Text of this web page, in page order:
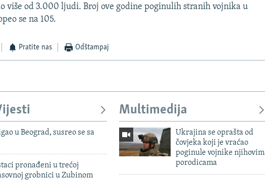
više od 3.000 ljudi. Broj ove godine poginulih stranih vojnika u
se na 105.
Pratite nas Odštampaj
u Beograd, susreo se sa
pronađeni u trećoj
grobnici u Zubinom
Multimedija
Ukrajina se oprašta od
čovjeka koji je vraćao
poginule vojnike njihovim
porodicama